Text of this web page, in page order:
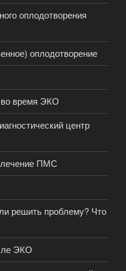
оплодотворения
оплодотворение
во время ЭКО
центр
ПМС
решить проблему? Что
ЭКО